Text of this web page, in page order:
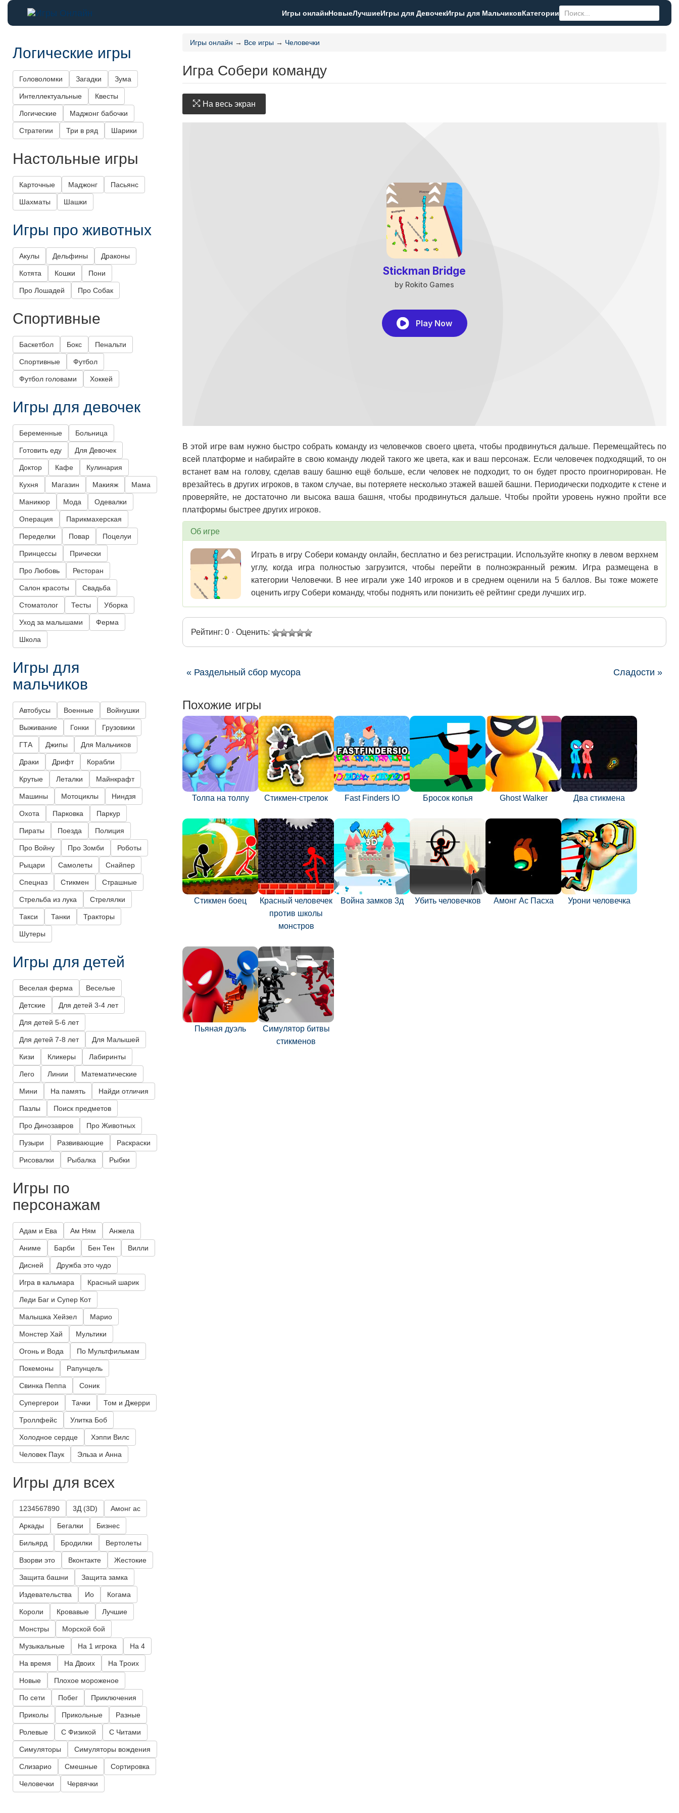
Игры онлайнНовыеЛучшиеИгры для ДевочекИгры для МальчиковКатегории
Игры онлайн → Все игры → Человечки
Игра Собери команду
На весь экран
В этой игре вам нужно быстро собрать команду из человечков своего цвета, чтобы продвинуться дальше. Перемещайтесь по
всей платформе и набирайте в свою команду людей такого же цвета, как и ваш персонаж. Если человечек подходящий, то он
встанет вам на голову, сделав вашу башню ещё больше, если человек не подходит, то он будет просто проигнорирован. Не
врезайтесь в других игроков, в таком случае, вы потеряете несколько этажей вашей башни. Периодически подходите к стене и
проверяйте, не достаточно ли высока ваша башня, чтобы продвинуться дальше. Чтобы пройти уровень нужно пройти все
платформы быстрее других игроков.
Об игре
Играть в игру Собери команду онлайн, бесплатно и без регистрации. Используйте кнопку в левом верхнем
углу, когда игра полностью загрузится, чтобы перейти в полноэкранный режим. Игра размещена в
категории Человечки. В нее играли уже 140 игроков и в среднем оценили на 5 баллов. Вы тоже можете
оценить игру Собери команду, чтобы поднять или понизить её рейтинг среди лучших игр.
Рейтинг: 0 · Оценить:
« Раздельный сбор мусора Сладости »
Похожие игры
Толпа на толпу Стикмен-стрелок Fast Finders IO Бросок копья Ghost Walker Два стикмена
Стикмен боец
Красный человечек
против школы
монстров
Война замков 3д Убить человечков Амонг Ас Пасха Урони человечка
Пьяная дуэль
Симулятор битвы
стикменов
Логические игры
Головоломки Загадки Зума
Интеллектуальные Квесты
Логические Маджонг бабочки
Стратегии Три в ряд Шарики
Настольные игры
Карточные Маджонг Пасьянс
Шахматы Шашки
Игры про животных
Акулы Дельфины Драконы
Котята Кошки Пони
Про Лошадей Про Собак
Спортивные
Баскетбол Бокс Пенальти
Спортивные Футбол
Футбол головами Хоккей
Игры для девочек
Беременные Больница
Готовить еду Для Девочек
Доктор Кафе Кулинария
Кухня Магазин Макияж Мама
Маникюр Мода Одевалки
Операция Парикмахерская
Переделки Повар Поцелуи
Принцессы Прически
Про Любовь Ресторан
Салон красоты Свадьба
Стоматолог Тесты Уборка
Уход за малышами Ферма
Школа
Игры для
мальчиков
Автобусы Военные Войнушки
Выживание Гонки Грузовики
ГТА Джипы Для Мальчиков
Драки Дрифт Корабли
Крутые Леталки Майнкрафт
Машины Мотоциклы Ниндзя
Охота Парковка Паркур
Пираты Поезда Полиция
Про Войну Про Зомби Роботы
Рыцари Самолеты Снайпер
Спецназ Стикмен Страшные
Стрельба из лука Стрелялки
Такси Танки Тракторы
Шутеры
Игры для детей
Веселая ферма Веселые
Детские Для детей 3-4 лет
Для детей 5-6 лет
Для детей 7-8 лет Для Малышей
Кизи Кликеры Лабиринты
Лего Линии Математические
Мини На память Найди отличия
Пазлы Поиск предметов
Про Динозавров Про Животных
Пузыри Развивающие Раскраски
Рисовалки Рыбалка Рыбки
Игры по
персонажам
Адам и Ева Ам Ням Анжела
Аниме Барби Бен Тен Вилли
Дисней Дружба это чудо
Игра в кальмара Красный шарик
Леди Баг и Супер Кот
Малышка Хейзел Марио
Монстер Хай Мультики
Огонь и Вода По Мультфильмам
Покемоны Рапунцель
Свинка Пеппа Соник
Супергерои Тачки Том и Джерри
Троллфейс Улитка Боб
Холодное сердце Хэппи Вилс
Человек Паук Эльза и Анна
Игры для всех
1234567890 3Д (3D) Амонг ас
Аркады Бегалки Бизнес
Бильярд Бродилки Вертолеты
Взорви это Вконтакте Жестокие
Защита башни Защита замка
Издевательства Ио Когама
Короли Кровавые Лучшие
Монстры Морской бой
Музыкальные На 1 игрока На 4
На время На Двоих На Троих
Новые Плохое мороженое
По сети Побег Приключения
Приколы Прикольные Разные
Ролевые С Физикой С Читами
Симуляторы Симуляторы вождения
Слизарио Смешные Сортировка
Человечки Червячки